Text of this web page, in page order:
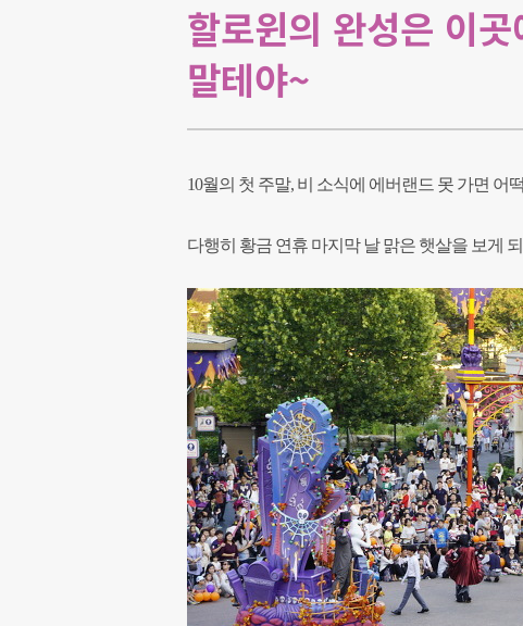
할로윈의 완성은 이
말테야~
10월의 첫 주말, 비 소식에 에버랜드 못 가면 어
다행히 황금 연휴 마지막 날 맑은 햇살을 보게